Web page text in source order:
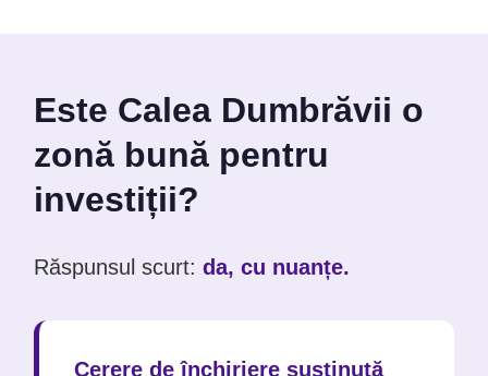
Este Calea Dumbrăvii o
zonă bună pentru
investiții?
Răspunsul scurt:da, cu nuanțe.
Cerere de închiriere susținută